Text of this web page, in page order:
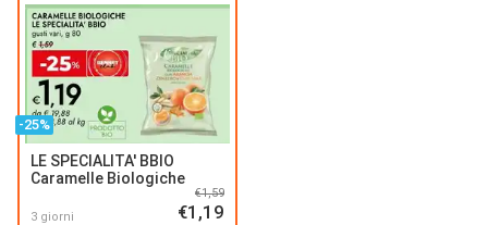
-25%
LE SPECIALITA' BBIO
Caramelle Biologiche
3 giorni
€1,59
€1,19